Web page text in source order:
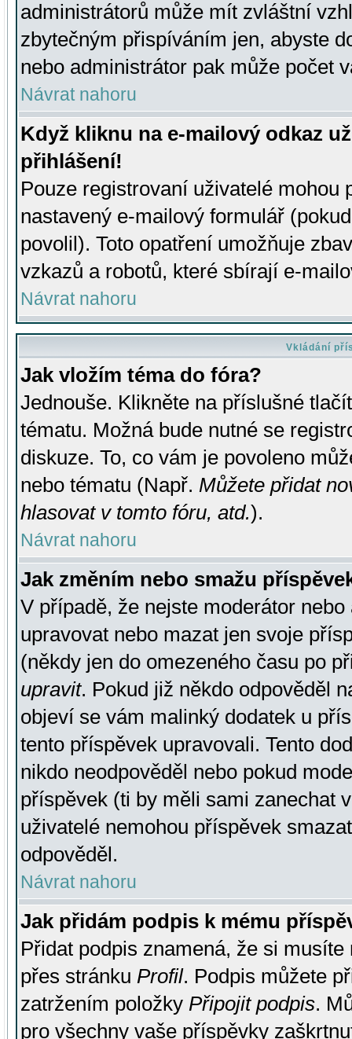
administrátorů může mít zvláštní
zbytečným přispíváním jen, abyste
nebo administrátor pak může počet
Návrat nahoru
Když kliknu na e-mailový odkaz
přihlášení!
Pouze registrovaní uživatelé mohou
nastavený e-mailový formulář
povolil). Toto opatření umožňuje
vzkazů a robotů, které sbírají e-
Návrat nahoru
Vkládání
Jak vložím téma do fóra?
Jednouše. Klikněte na příslušné
tématu. Možná bude nutné se
diskuze. To, co vám je povoleno
nebo tématu (Např. Můžete přidat
hlasovat v tomto fóru, atd.).
Návrat nahoru
Jak změním nebo smažu
V případě, že nejste moderátor
upravovat nebo mazat jen svoje
(někdy jen do omezeného času po
upravit. Pokud již někdo odpověděl
objeví se vám malinký dodatek u
tento příspěvek upravovali. Tento
nikdo neodpověděl nebo pokud
příspěvek (ti by měli sami zanechat
uživatelé nemohou příspěvek
odpověděl.
Návrat nahoru
Jak přidám podpis k mému
Přidat podpis znamená, že si
přes stránku Profil. Podpis můžete
zatržením položky Připojit podpis.
pro všechny vaše příspěvky